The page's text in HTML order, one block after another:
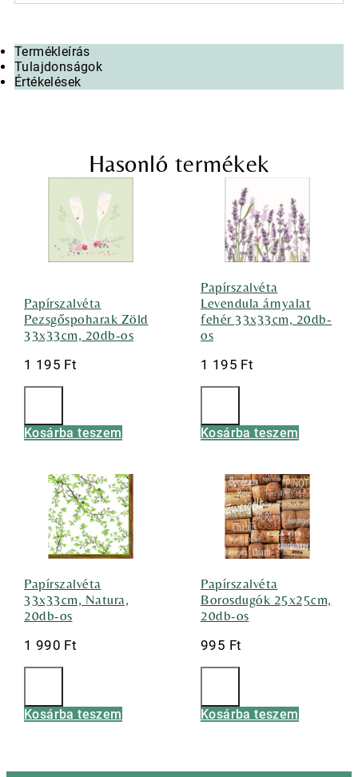
Termékleírás
Tulajdonságok
Értékelések
Hasonló termékek
Papírszalvéta
Pezsgőspoharak Zöld
33x33cm, 20db-os
1 195 Ft
Kosárba teszem
Papírszalvéta
Levendula árnyalat
fehér 33x33cm, 20db-
os
1 195 Ft
Kosárba teszem
Papírszalvéta
33x33cm, Natura,
20db-os
1 990 Ft
Kosárba teszem
Papírszalvéta
Borosdugók 25x25cm,
20db-os
995 Ft
Kosárba teszem